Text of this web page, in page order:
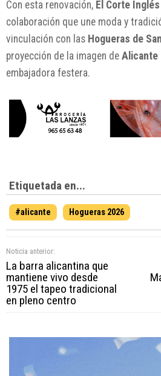
Con esta renovación, El Corte Inglés
colaboración que une moda y
vinculación con las Hogueras de
proyección de la imagen de Alicante
embajadora festera.
Etiquetada en...
#alicante Hogueras 2026
Noticia anterior:
La barra alicantina que
mantiene vivo desde
1975 el tapeo tradicional
en pleno centro